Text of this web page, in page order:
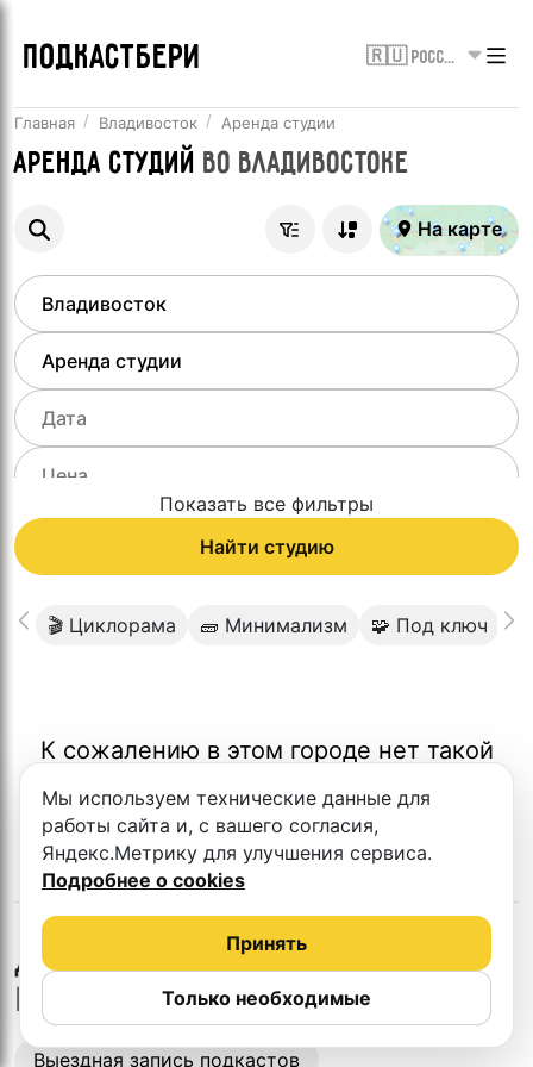
ПОДКАСТБЕРИ 🇷🇺 Россия
Главная Владивосток Аренда студии
Аренда студий во Владивостоке
На карте
Показать все фильтры
Найти студию
🎬 Циклорама 🧱 Минимализм 🧩 Под ключ
К сожалению в этом городе нет такой
Другие студии во
Владивостоке
Выездная запись подкастов
Мы используем технические данные для
работы сайта и, с вашего согласия,
Яндекс.Метрику для улучшения сервиса.
Подробнее о cookies
Только необходимые
Принять